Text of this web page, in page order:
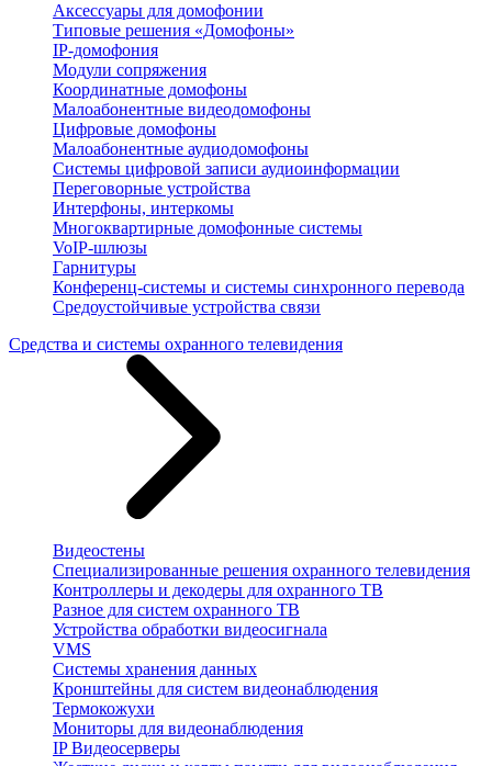
Аксессуары для домофонии
Типовые решения «Домофоны»
IP-домофония
Модули сопряжения
Координатные домофоны
Малоабонентные видеодомофоны
Цифровые домофоны
Малоабонентные аудиодомофоны
Системы цифровой записи аудиоинформации
Переговорные устройства
Интерфоны, интеркомы
Многоквартирные домофонные системы
VoIP-шлюзы
Гарнитуры
Конференц-системы и системы синхронного перевода
Средоустойчивые устройства связи
Средства и системы охранного телевидения
Видеостены
Специализированные решения охранного телевидения
Контроллеры и декодеры для охранного ТВ
Разное для систем охранного ТВ
Устройства обработки видеосигнала
VMS
Системы хранения данных
Кронштейны для систем видеонаблюдения
Термокожухи
Мониторы для видеонаблюдения
IP Видеосерверы